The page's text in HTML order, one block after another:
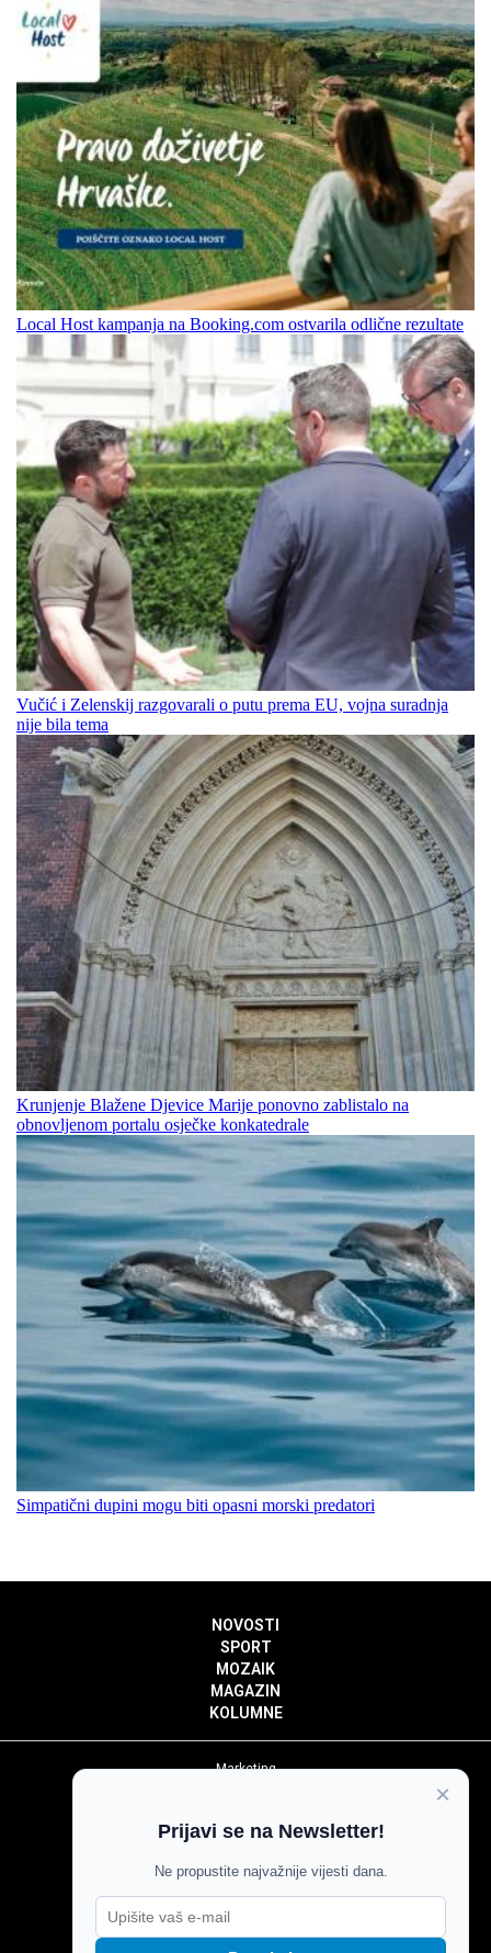
Local Host kampanja na Booking.com ostvarila odlične rezultate
Vučić i Zelenskij razgovarali o putu prema EU, vojna suradnja
nije bila tema
Krunjenje Blažene Djevice Marije ponovno zablistalo na
obnovljenom portalu osječke konkatedrale
Simpatični dupini mogu biti opasni morski predatori
NOVOSTI
SPORT
MOZAIK
MAGAZIN
KOLUMNE
Marketing
Impressum
Pravila komentiranja
Agroglas
×
Prijavi se na Newsletter!
Ne propustite najvažnije vijesti dana.